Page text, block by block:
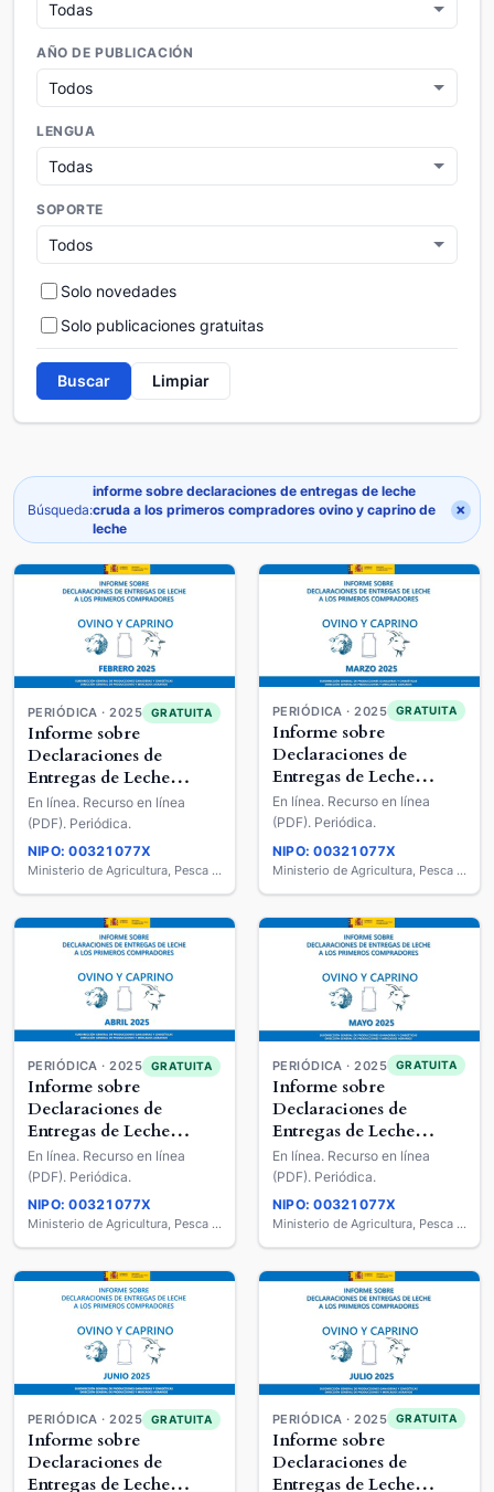
AÑO DE PUBLICACIÓN
LENGUA
SOPORTE
Solo novedades
Solo publicaciones gratuitas
Buscar Limpiar
Búsqueda:
informe sobre declaraciones de entregas de leche
cruda a los primeros compradores ovino y caprino de
leche
×
PERIÓDICA · 2025 GRATUITA
Informe sobre
Declaraciones de
Entregas de Leche
Cruda a los Primeros
Compradores : Ovino y
Caprino de Leche
En línea. Recurso en línea
(PDF). Periódica.
NIPO: 00321077X
Ministerio de Agricultura, Pesca y Alimentación
PERIÓDICA · 2025 GRATUITA
Informe sobre
Declaraciones de
Entregas de Leche
Cruda a los Primeros
Compradores : Ovino y
Caprino de Leche
En línea. Recurso en línea
(PDF). Periódica.
NIPO: 00321077X
Ministerio de Agricultura, Pesca y Alimentación
PERIÓDICA · 2025 GRATUITA
Informe sobre
Declaraciones de
Entregas de Leche
Cruda a los Primeros
Compradores : Ovino y
Caprino de Leche
En línea. Recurso en línea
(PDF). Periódica.
NIPO: 00321077X
Ministerio de Agricultura, Pesca y Alimentación
PERIÓDICA · 2025 GRATUITA
Informe sobre
Declaraciones de
Entregas de Leche
Cruda a los Primeros
Compradores : Ovino y
Caprino de Leche
En línea. Recurso en línea
(PDF). Periódica.
NIPO: 00321077X
Ministerio de Agricultura, Pesca y Alimentación
PERIÓDICA · 2025 GRATUITA
Informe sobre
Declaraciones de
Entregas de Leche
PERIÓDICA · 2025 GRATUITA
Informe sobre
Declaraciones de
Entregas de Leche